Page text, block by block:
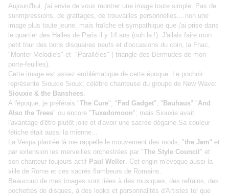
Aujourd'hui, j'ai envie de vous montrer une image toute simple. Pas de
surimpressions, de grattages, de trouvailles personnelles....non une
image plus toute jeune, mais fraîche et sympathique que j'ai prise dans
le quartier des Halles de Paris il y 14 ans (ouh la !). J'allais faire mon
petit tour des bons disquaires neufs et d'occasions du coin, la Fnac,
"Monter Melodie's" et "Parallèles" ( triangle des Bermudes de mon
porte-feuilles).
Cette image est assez emblématique de cette époque. Le pochoir
représente Siouxie Sioux, célèbre chanteuse du groupe de New Wave:
Siouxie & the Banshees.
A l'époque, je préférais "The Cure", " Fad Gadget", " Bauhaus" "And
Also the Trees" ou encore "Tuxedomoon"; mais Siouxie avait
l'avantage d'être plutôt jolie et d'avoir une sacrée dégaine.Sa couleur
fétiche était aussi la mienne...
La Vespa plantée là me rappelle le mouvement des mods, "the Jam" et
par extension les merveilles orchestrées par "The Style Council " et
son chanteur toujours actif Paul Weller. Cet engin m'évoque aussi la
ville de Rome et ces sacrés flambeurs de Romains.
Beaucoup de mes images sont liées à des musiques, des refrains, des
pochettes de disques, à des looks et personnalités d'Artistes tel que